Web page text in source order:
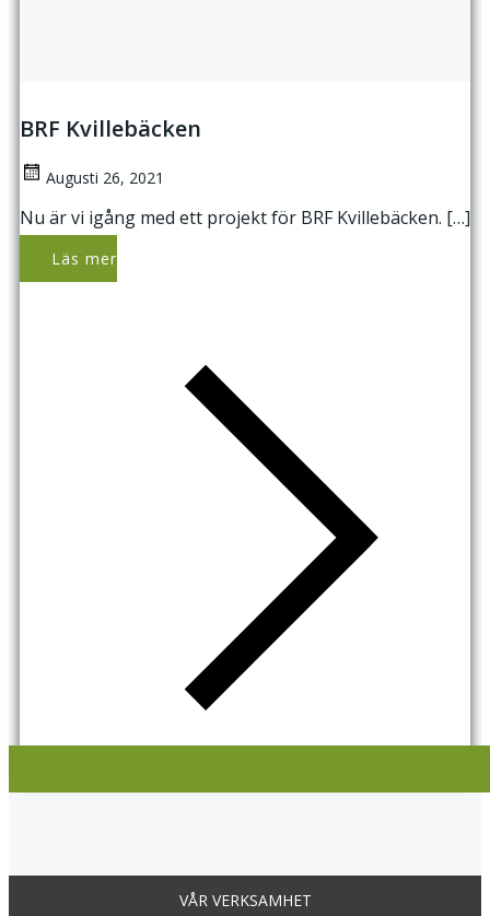
BRF Kvillebäcken
Augusti 26, 2021
Nu är vi igång med ett projekt för BRF Kvillebäcken. […]
Läs mer
VÅR VERKSAMHET